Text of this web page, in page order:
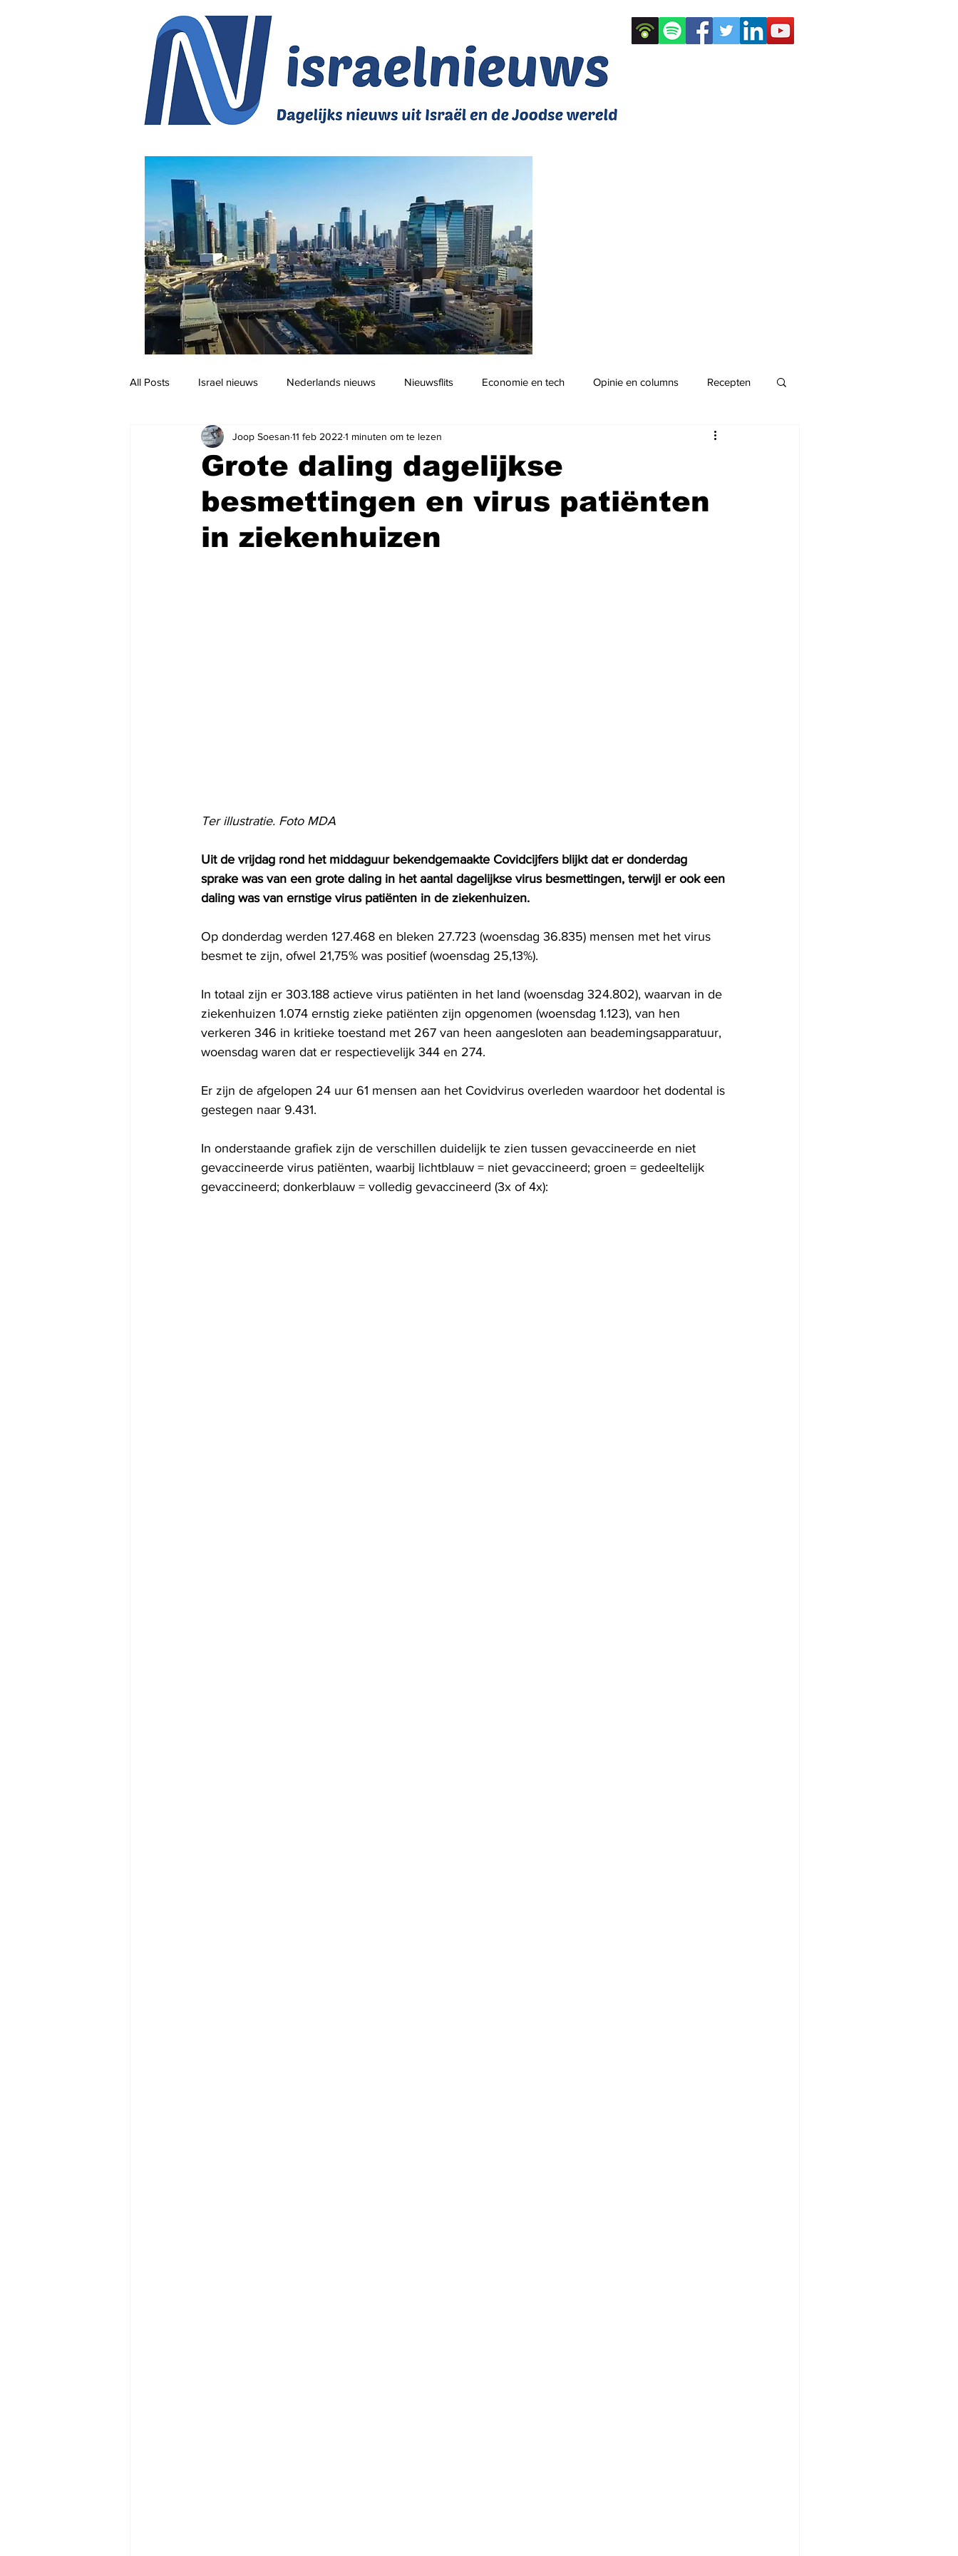
All Posts Israel nieuws Nederlands nieuws Nieuwsflits Economie en tech Opinie en columns Recepten
Jodendom en cultuur Podcast
Grote daling dagelijkse
besmettingen en virus patiënten
in ziekenhuizen
Joop Soesan 11 feb 2022 1 minuten om te lezen
Ter illustratie. Foto MDA
Uit de vrijdag rond het middaguur bekendgemaakte Covidcijfers blijkt dat er donderdag
sprake was van een grote daling in het aantal dagelijkse virus besmettingen, terwijl er ook een
daling was van ernstige virus patiënten in de ziekenhuizen.
Op donderdag werden 127.468 en bleken 27.723 (woensdag 36.835) mensen met het virus
besmet te zijn, ofwel 21,75% was positief (woensdag 25,13%).
In totaal zijn er 303.188 actieve virus patiënten in het land (woensdag 324.802), waarvan in de
ziekenhuizen 1.074 ernstig zieke patiënten zijn opgenomen (woensdag 1.123), van hen
verkeren 346 in kritieke toestand met 267 van heen aangesloten aan beademingsapparatuur,
woensdag waren dat er respectievelijk 344 en 274.
Er zijn de afgelopen 24 uur 61 mensen aan het Covidvirus overleden waardoor het dodental is
gestegen naar 9.431.
In onderstaande grafiek zijn de verschillen duidelijk te zien tussen gevaccineerde en niet
gevaccineerde virus patiënten, waarbij lichtblauw = niet gevaccineerd; groen = gedeeltelijk
gevaccineerd; donkerblauw = volledig gevaccineerd (3x of 4x):